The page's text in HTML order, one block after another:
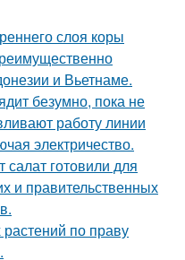
слоя коры
и Вьетнаме.
безумно, пока не
работу линии
электричество.
готовили для
и правительственных
по праву